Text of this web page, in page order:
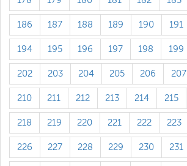
186 187 188 189 190 191
194 195 196 197 198 199
202 203 204 205 206 207
210 211 212 213 214 215
218 219 220 221 222 223
226 227 228 229 230 231